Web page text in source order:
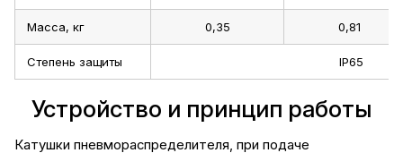
Масса, кг 0,35 0,81
Степень защиты IP65
Устройство и принцип работы
Катушки пневмораспределителя, при подаче